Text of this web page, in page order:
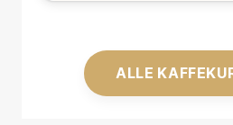
ALLE